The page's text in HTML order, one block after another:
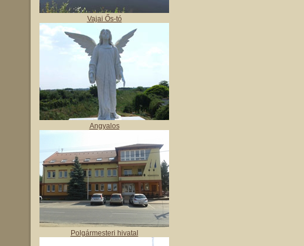
Vajai Ős-tó
Angyalos
Polgármesteri hivatal